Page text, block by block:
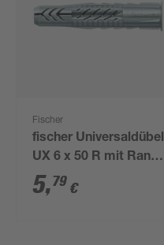
Fischer
fischer Universaldübel
UX 6 x 50 R mit Rand
50 Stück
5,79 €